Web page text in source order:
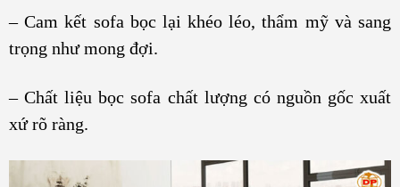
– Cam kết sofa bọc lại khéo léo, thẩm mỹ và sang
trọng như mong đợi.
– Chất liệu bọc sofa chất lượng có nguồn gốc xuất
xứ rõ ràng.